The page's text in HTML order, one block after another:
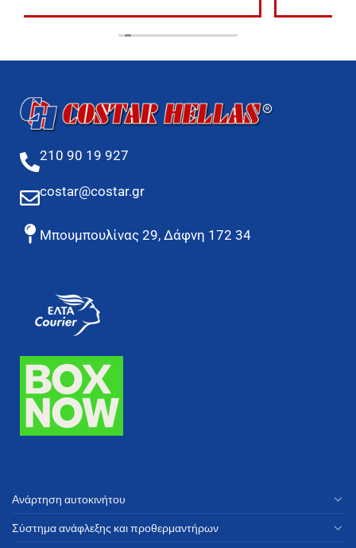
210 90 19 927
costar@costar.gr
Μπουμπουλίνας 29, Δάφνη 172 34
Ανάρτηση αυτοκινήτου
Σύστημα ανάφλεξης και προθερμαντήρων